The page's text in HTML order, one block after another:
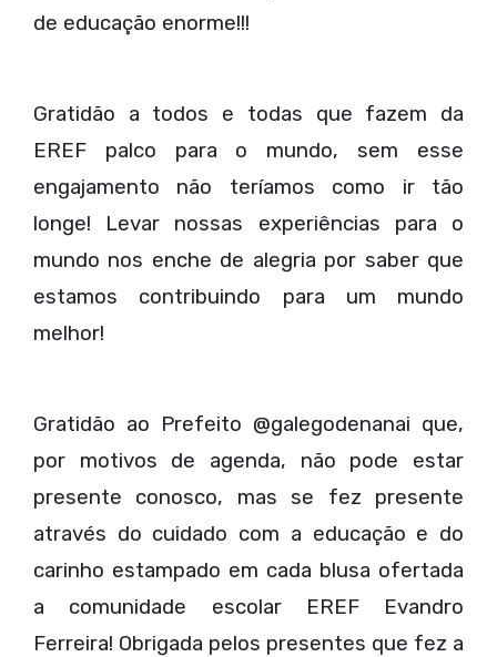
de educação enorme!!!
Gratidão a todos e todas que fazem da
EREF palco para o mundo, sem esse
engajamento não teríamos como ir tão
longe! Levar nossas experiências para o
mundo nos enche de alegria por saber que
estamos contribuindo para um mundo
melhor!
Gratidão ao Prefeito @galegodenanai que,
por motivos de agenda, não pode estar
presente conosco, mas se fez presente
através do cuidado com a educação e do
carinho estampado em cada blusa ofertada
a comunidade escolar EREF Evandro
Ferreira! Obrigada pelos presentes que fez a